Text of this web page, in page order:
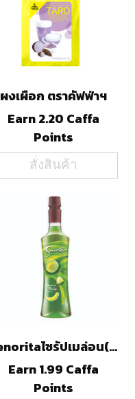
ผงเผือก ตราคัฟฟ่าฯ
Earn 2.20 Caffa
Points
สั่งสินค้า
Senoritaไซรัปเมล่อน(750ml)
Earn 1.99 Caffa
Points